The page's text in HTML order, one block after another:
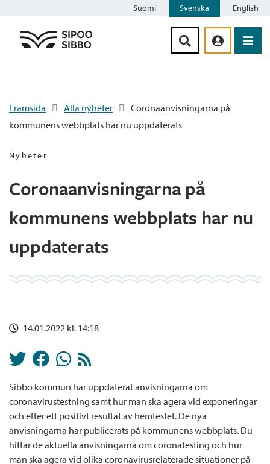
Suomi Svenska English
Framsida Alla nyheter
Coronaanvisningarna på
kommunens webbplats har nu uppdaterats
Nyheter
Coronaanvisningarna på
kommunens webbplats har nu
uppdaterats
14.01.2022 kl. 14:18
Sibbo kommun har uppdaterat anvisningarna om
coronavirustestning samt hur man ska agera vid exponeringar
och efter ett positivt resultat av hemtestet. De nya
anvisningarna har publicerats på kommunens webbplats. Du
hittar de aktuella anvisningarna om coronatesting och hur
man ska agera vid olika coronavirusrelaterade situationer på